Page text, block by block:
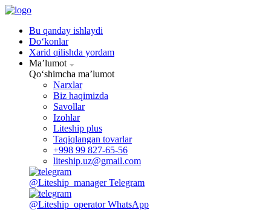
Bu qanday ishlaydi
Doʻkonlar
Xarid qilishda yordam
Maʼlumot
Qoʻshimcha maʼlumot
Narxlar
Biz haqimizda
Savollar
Izohlar
Liteship plus
Taqiqlangan tovarlar
+998 99 827-65-56
liteship.uz@gmail.com
@Liteship_manager Telegram
@Liteship_operator WhatsApp